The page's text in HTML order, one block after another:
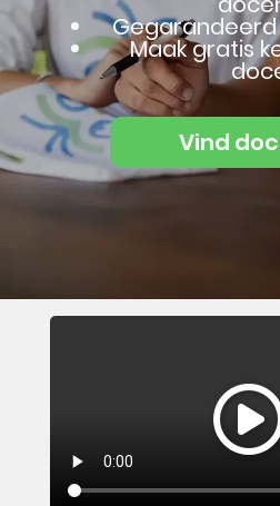
Maak gratis
Vind